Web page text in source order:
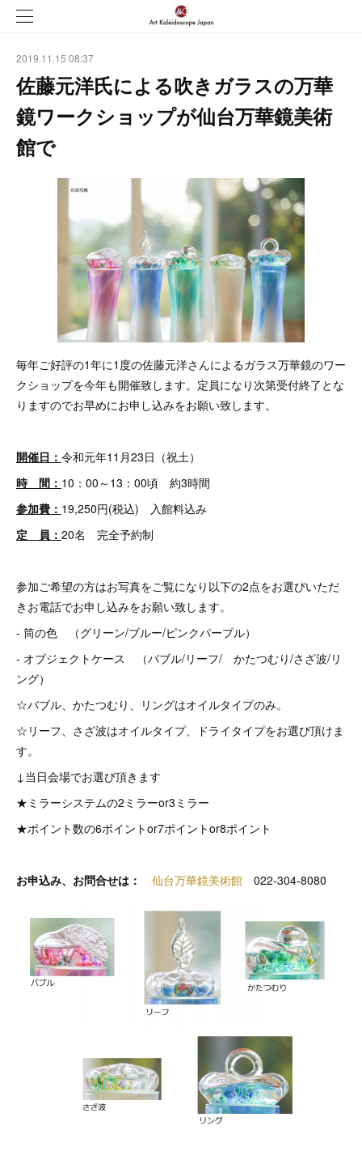
2019.11.15 08:37
佐藤元洋氏による吹きガラスの万華
鏡ワークショップが仙台万華鏡美術
館で
毎年ご好評の1年に1度の佐藤元洋さんによるガラス万華鏡のワー
クショップを今年も開催致します。定員になり次第受付終了とな
りますのでお早めにお申し込みをお願い致します。
開催日： 令和元年11月23日（祝土）
時 間： 10：00～13：00頃 約3時間
参加費： 19,250円(税込) 入館料込み
定 員： 20名 完全予約制
参加ご希望の方はお写真をご覧になり以下の2点をお選びいただ
きお電話でお申し込みをお願い致します。
- 筒の色 （グリーン/ブルー/ピンクパープル）
- オブジェクトケース （バブル/リーフ/ かたつむり/さざ波/リ
ング）
☆バブル、かたつむり、リングはオイルタイプのみ。
☆リーフ、さざ波はオイルタイプ、ドライタイプをお選び頂けま
す。
↓当日会場でお選び頂きます
★ミラーシステムの2ミラーor3ミラー
★ポイント数の6ポイントor7ポイントor8ポイント
お申込み、お問合せは： 仙台万華鏡美術館 022-304-8080